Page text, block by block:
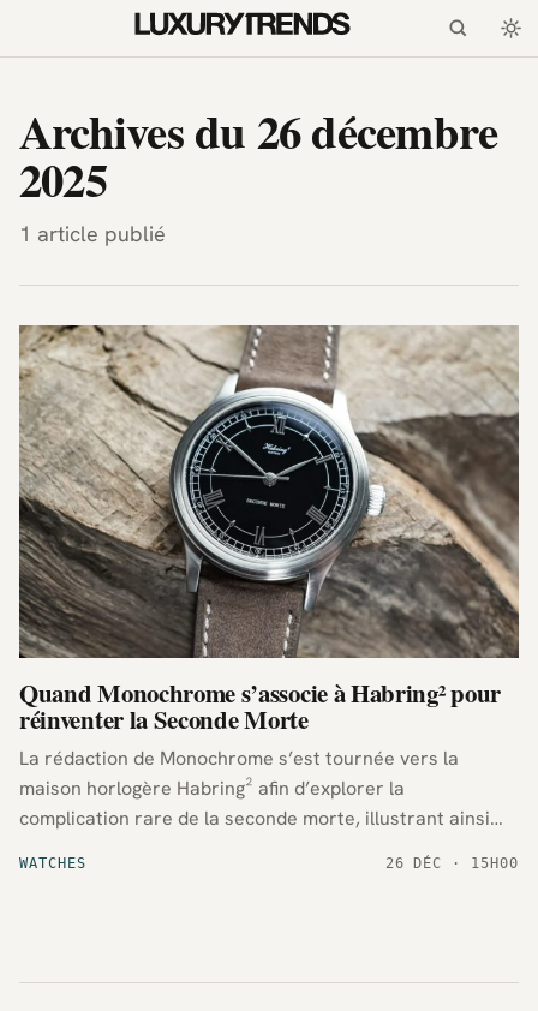
LuxuryTrends.fr —
Archives du 26 décembre
2025
1 article publié
WATCHES
Quand Monochrome s’associe à Habring² pour
réinventer la Seconde Morte
La rédaction de Monochrome s’est tournée vers la
maison horlogère Habring² afin d’explorer la
complication rare de la seconde morte, illustrant ainsi
26 DÉC · 15H00